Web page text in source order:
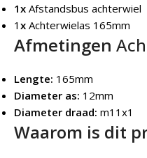
1x Afstandsbus achterwiel
1 x Achterwielas 165mm
Afmetingen
Lengte: 165mm
Diameter as: 12mm
Diameter draad: m11x1
Waarom is dit